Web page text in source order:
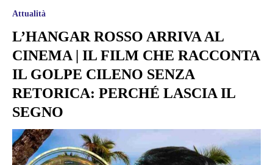
Attualità
L’HANGAR ROSSO ARRIVA AL
CINEMA | IL FILM CHE RACCONTA
IL GOLPE CILENO SENZA
RETORICA: PERCHÉ LASCIA IL
SEGNO